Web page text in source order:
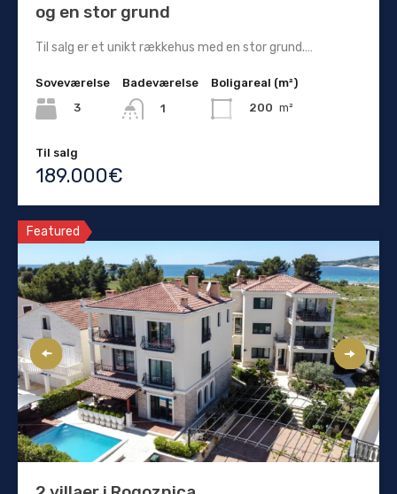
og en stor grund
Til salg er et unikt rækkehus med en stor grund.…
Soveværelse
3
Badeværelse
1
Boligareal (m²)
200 m²
Til salg
189.000€
Featured